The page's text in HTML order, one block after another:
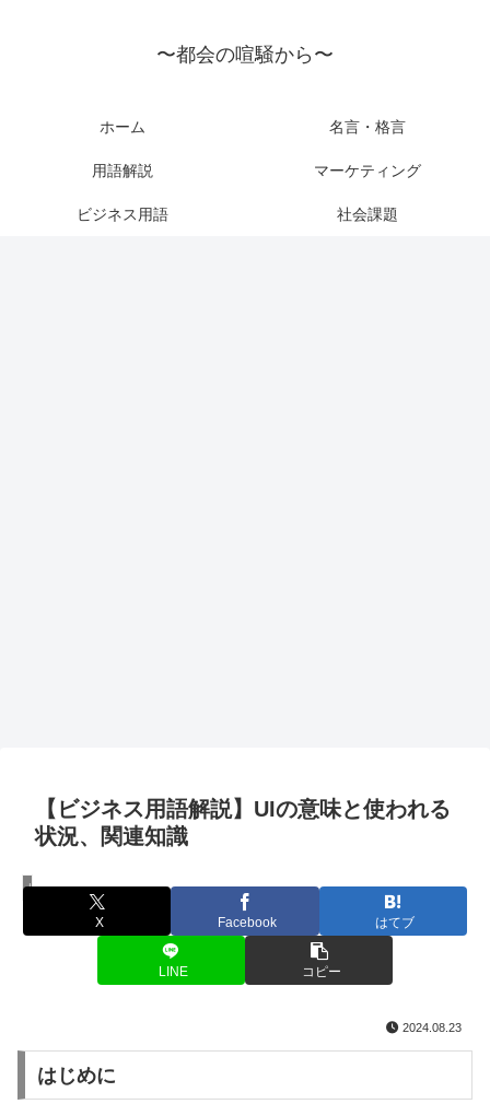
〜都会の喧騒から〜
ホーム 名言・格言
用語解説 マーケティング
ビジネス用語 社会課題
【ビジネス用語解説】UIの意味と使われる
状況、関連知識
ビジネス
X Facebook はてブ
LINE コピー
2024.08.23
はじめに